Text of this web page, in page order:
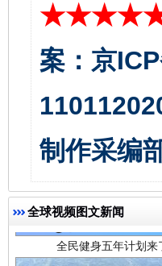
案：京
制作采编
全球视频图文新闻